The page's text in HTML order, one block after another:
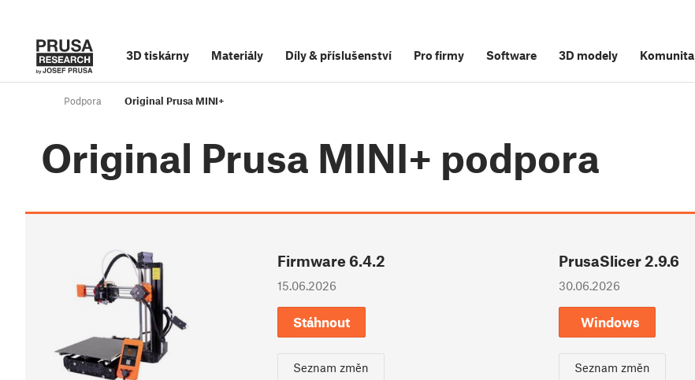
3D tiskárny Materiály Díly& příslušenství Pro firmy Software 3D modely Komunita
Podpora Original Prusa MINI+
Original Prusa MINI+ podpora
Firmware 6.4.2
15.06.2026
Stáhnout
Seznam změn
PrusaSlicer 2.9.6
30.06.2026
Windows
Seznam změn